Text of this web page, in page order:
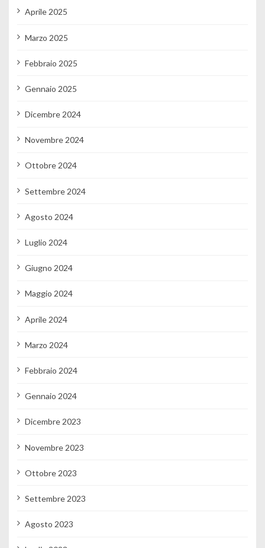
Aprile 2025
Marzo 2025
Febbraio 2025
Gennaio 2025
Dicembre 2024
Novembre 2024
Ottobre 2024
Settembre 2024
Agosto 2024
Luglio 2024
Giugno 2024
Maggio 2024
Aprile 2024
Marzo 2024
Febbraio 2024
Gennaio 2024
Dicembre 2023
Novembre 2023
Ottobre 2023
Settembre 2023
Agosto 2023